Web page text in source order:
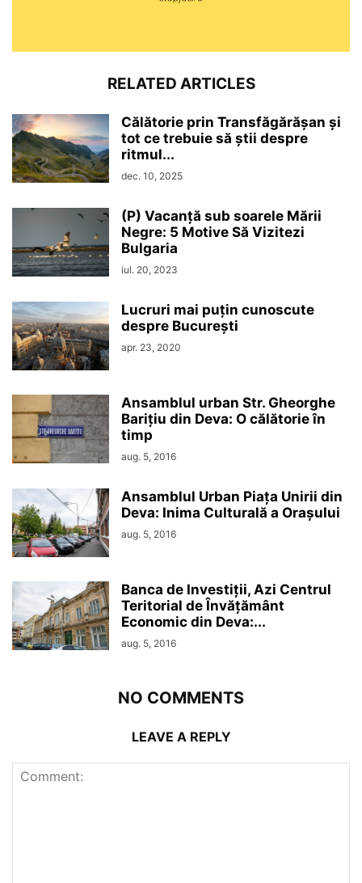
RELATED ARTICLES
Călătorie prin Transfăgărășan și
tot ce trebuie să știi despre
ritmul...
dec. 10, 2025
(P) Vacanță sub soarele Mării
Negre: 5 Motive Să Vizitezi
Bulgaria
iul. 20, 2023
Lucruri mai puțin cunoscute
despre București
apr. 23, 2020
Ansamblul urban Str. Gheorghe
Barițiu din Deva: O călătorie în
timp
aug. 5, 2016
Ansamblul Urban Piața Unirii din
Deva: Inima Culturală a Orașului
aug. 5, 2016
Banca de Investiții, Azi Centrul
Teritorial de Învățământ
Economic din Deva:...
aug. 5, 2016
NO COMMENTS
LEAVE A REPLY